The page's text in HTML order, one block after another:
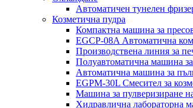
Автоматичен тунелен
Козметична пудра
Компактна машина за
EGCP-08A Автоматична
Производствена линия за
Полуавтоматична машина
Автоматична машина за
EGPM-30L Смесител за
Машина за пулверизиране
Хидравлична лабораторна